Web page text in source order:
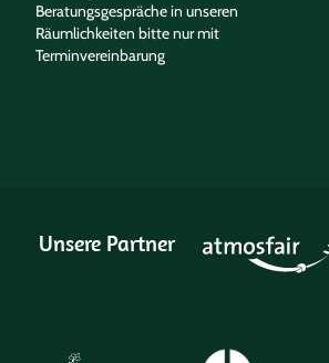
Beratungsgespräche in unseren
Räumlichkeiten bitte nur mit
Terminvereinbarung
Unsere Partner